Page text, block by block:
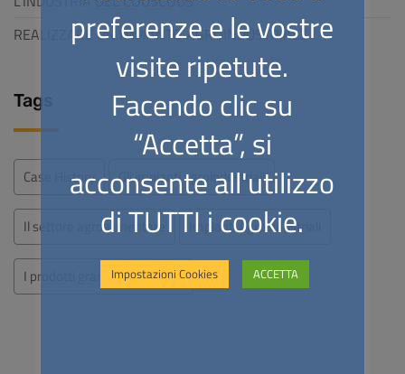
REALIZZARE UN IMPIANTO AGROINDUSTRIALE
Tags
Case History Gli impianti agroindustriali
Il settore agroalimentare Impianti Agroindustriali
I prodotti granulari e farinosi
preferenze e le vostre
visite ripetute.
Facendo clic su
“Accetta”, si
acconsente all'utilizzo
di TUTTI i cookie.
Impostazioni Cookies ACCETTA